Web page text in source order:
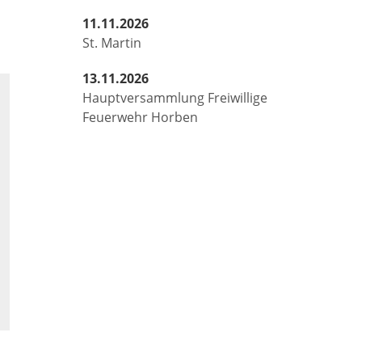
11.11.2026
St. Martin
13.11.2026
Hauptversammlung Freiwillige
Feuerwehr Horben